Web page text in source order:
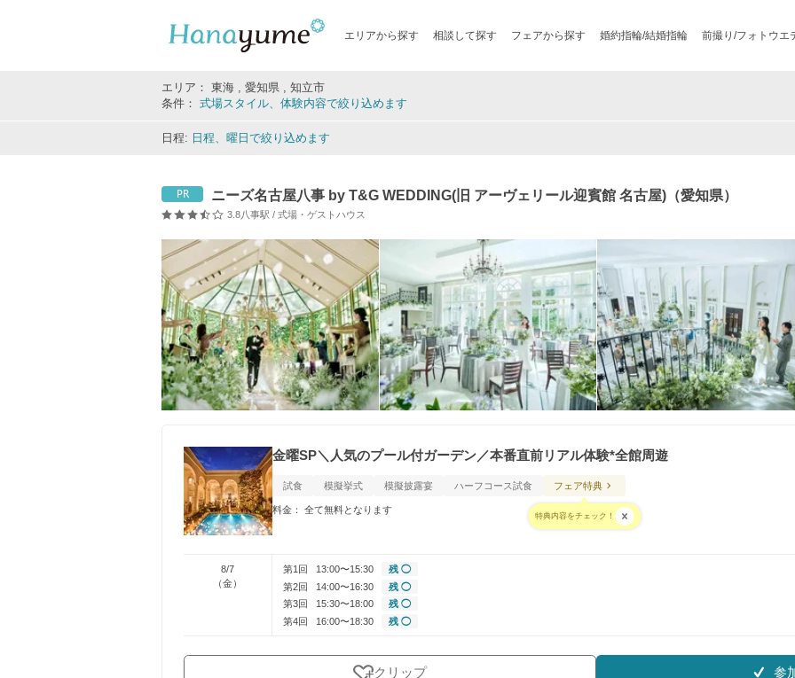
エリアから探す 相談して探す フェアから探す 婚約指輪/結婚指輪 前撮り/フォトウエ
エリア： 東海 , 愛知県 , 知立市
条件： 式場スタイル、体験内容で絞り込めます
日程: 日程、曜日で絞り込めます
PR ニーズ名古屋八事 by T&G WEDDING(旧 アーヴェリール迎賓館 名古屋)（愛知県）
口コミ評価
3.8八事駅 / 式場・ゲストハウス
金曜SP＼人気のプール付ガーデン／本番直前リアル体験*全館周遊
試食 模擬挙式 模擬披露宴 ハーフコース試食 フェア特典
特典内容をチェック！
料金： 全て無料となります
8/7
（金）
第1回 13:00〜15:30
残 ◯
第2回
14:00〜16:30
残 ◯
第3回
15:30〜18:00
残 ◯
第4回
16:00〜18:30 残 ◯
クリップ 参